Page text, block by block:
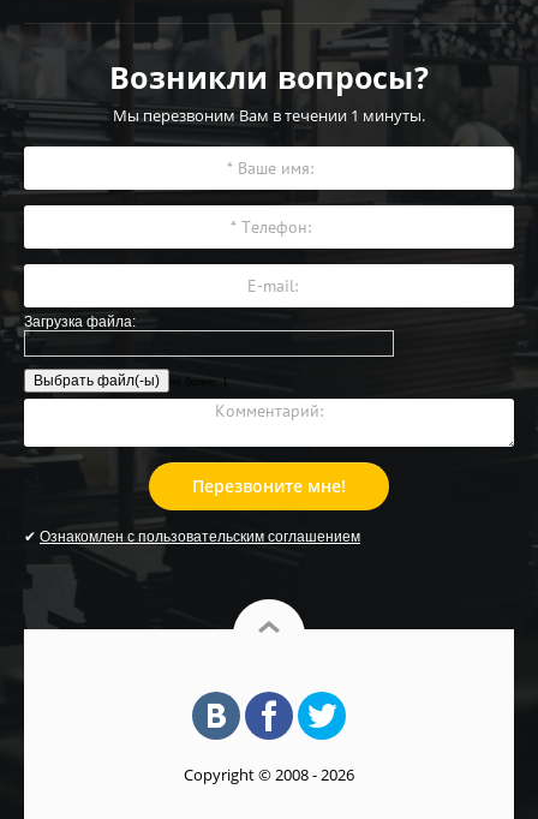
Возникли вопросы?
Мы перезвоним Вам в течении 1 минуты.
Загрузка файла:
не более: 1
Перезвоните мне!
✔ Ознакомлен с пользовательским соглашением
Copyright © 2008 - 2026